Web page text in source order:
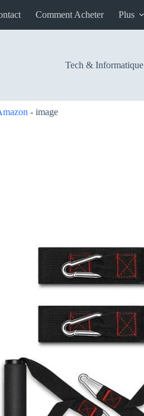
Comment Acheter Plus
Tech & Informatique
- image